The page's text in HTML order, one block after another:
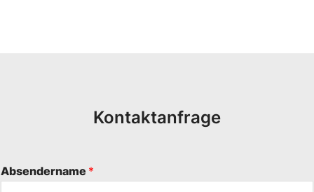
Kontaktanfrage
Absendername *